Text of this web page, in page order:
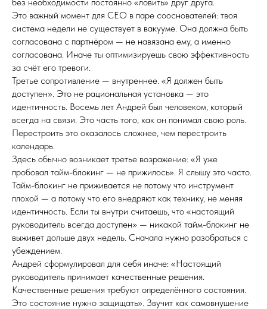
Это важный момент для CEO в паре сооснователей: твоя
система недели не существует в вакууме. Она должна быть
согласована с партнёром — не навязана ему, а именно
согласована. Иначе ты оптимизируешь свою эффективность
за счёт его тревоги.
Третье сопротивление — внутреннее. «Я должен быть
доступен». Это не рациональная установка — это
идентичность. Восемь лет Андрей был человеком, который
всегда на связи. Это часть того, как он понимал свою роль.
Перестроить это оказалось сложнее, чем перестроить
календарь.
Здесь обычно возникает третье возражение: «Я уже
пробовал тайм-блокинг — не прижилось». Я слышу это часто.
Тайм-блокинг не приживается не потому что инструмент
плохой — а потому что его внедряют как технику, не меняя
идентичность. Если ты внутри считаешь, что «настоящий
руководитель всегда доступен» — никакой тайм-блокинг не
выживет дольше двух недель. Сначала нужно разобраться с
убеждением.
Андрей сформулировал для себя иначе: «Настоящий
руководитель принимает качественные решения.
Качественные решения требуют определённого состояния.
Это состояние нужно защищать». Звучит как самовнушение